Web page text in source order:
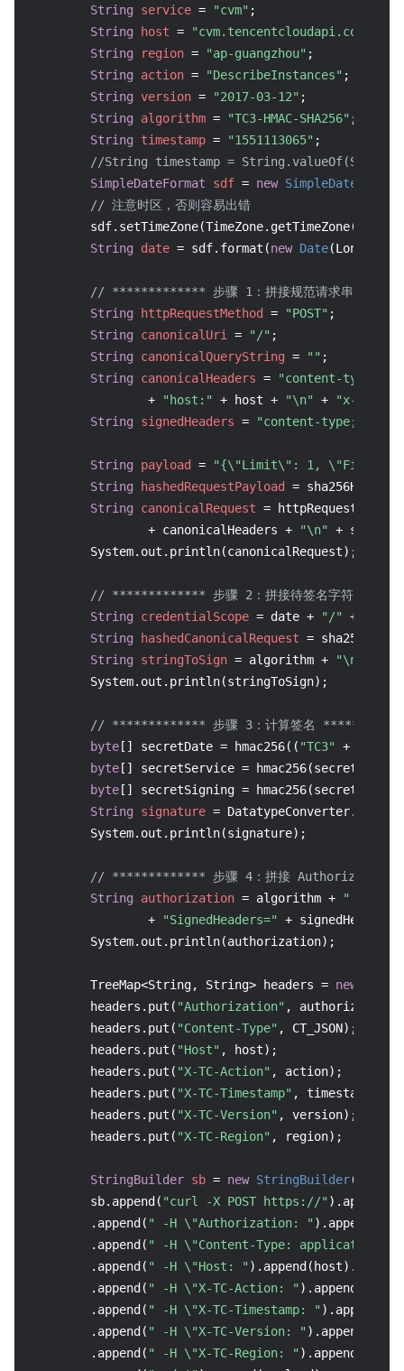
String
service = "cvm" ;
String
host = "cvm.tencentcloudapi.com"
String
region = "ap-guangzhou" ;
String
action = "DescribeInstances" ;
String version = "2017-03-12" ;
String
algorithm = "TC3-HMAC-SHA256" ;
String
timestamp = "1551113065" ;
//String timestamp =
SimpleDateFormat
sdf = new SimpleDateFormat
// 注意时区，否则容易出错
        sdf.setTimeZone(TimeZone.getTimeZone(
String
date = sdf.format(new Date
// ************* 步骤 1：拼接规范请求串
String
httpRequestMethod = "POST" ;
String
canonicalUri = "/" ;
String
canonicalQueryString = "" ;
String
canonicalHeaders =
"content-
                +
"host:" + host + "\n" +
"x-tc-
String
signedHeaders = "content-
String payload =
"{\"Limit\": 1, \"Filters\":
String
hashedRequestPayload =
String
canonicalRequest =
                + canonicalHeaders +
"\n"
+
        System.out.println(canonicalRequest);
// ************* 步骤 2：拼接待签名字符串
String
credentialScope = date + "/"
+
String
hashedCanonicalRequest =
String
stringToSign = algorithm + "\n"
        System.out.println(stringToSign);
// ************* 步骤 3：计算签名
byte [] secretDate = hmac256(( "TC3"
+
byte [] secretService =
byte [] secretSigning =
String
signature =
        System.out.println(signature);
// ************* 步骤 4：拼接
String
authorization = algorithm + " "
                +
"SignedHeaders="
+ signedHeaders
        System.out.println(authorization);
        TreeMap<String, String> headers =
new
        headers.put(
"Authorization" ,
        headers.put(
"Content-Type" , CT_JSON);
        headers.put(
"Host" , host);
        headers.put(
"X-TC-Action" , action);
        headers.put(
"X-TC-Timestamp" , timestamp);
        headers.put(
"X-TC-Version" , version);
        headers.put(
"X-TC-Region" , region);
StringBuilder sb = new StringBuilder();
        sb.append(
"curl -X POST https://"
        .append(
" -H \"Authorization: "
        .append(
" -H \"Content-Type: application/
        .append(
" -H \"Host: "
        .append(
" -H \"X-TC-Action: "
        .append(
" -H \"X-TC-Timestamp: "
        .append(
" -H \"X-TC-Version: "
        .append(
" -H \"X-TC-Region: "